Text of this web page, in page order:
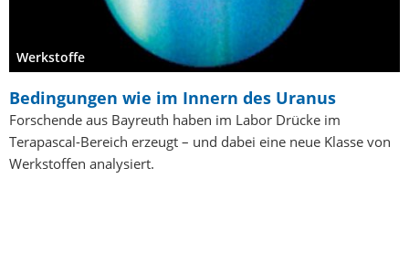
Werkstoffe
Bedingungen wie im Innern des Uranus
Forschende aus Bayreuth haben im Labor Drücke im
Terapascal-Bereich erzeugt – und dabei eine neue Klasse von
Werkstoffen analysiert.